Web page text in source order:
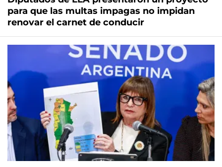
para que las multas impagas no impidan
renovar el carnet de conducir